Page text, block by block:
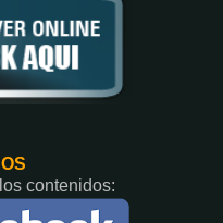
contenidos: